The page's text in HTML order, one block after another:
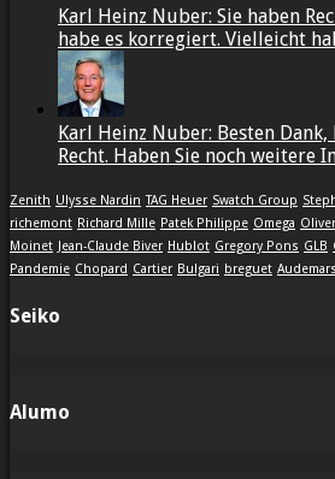
Karl Heinz Nuber: Sie haben
habe es korregiert. Vielleicht
Karl Heinz Nuber: Besten Dank,
Recht. Haben Sie noch weitere
Zenith Ulysse Nardin TAG Heuer Swatch Group
richemont Richard Mille Patek Philippe Omega
Moinet
Jean-Claude Biver Hublot Gregory Pons GLB
Pandemie Chopard Cartier Bulgari breguet
Seiko
Alumo